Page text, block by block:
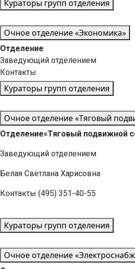
Кураторы групп отделения
Очное отделение «Экономика»
Отделение
Заведующий отделением
Контакты
Кураторы групп отделения
Очное отделение «Тяговый
Отделение«Тяговый подвижной
Заведующий отделением
Белая Светлана Харисовна
Контакты (495) 351-40-55
Кураторы групп отделения
Очное отделение